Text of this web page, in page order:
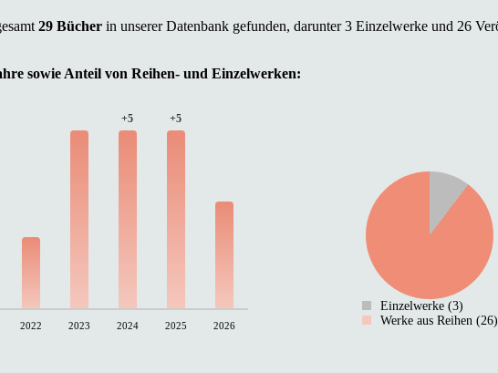
29 Bücher in unserer Datenbank gefunden, darunter 3 Einzelwerke und 26
sowie Anteil von Reihen- und Einzelwerken:
2022 2023
+5
2024
+5
2025 2026
Einzelwerke (3)
Werke aus Reihen (26)